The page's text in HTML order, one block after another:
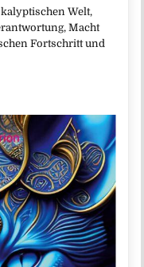
Welt,
Macht
Fortschritt und